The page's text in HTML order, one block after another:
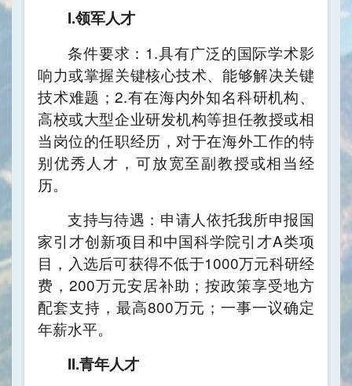
I.领军人才
条件要求：1.具有广泛的国际学术影
响力或掌握关键核心技术、能够解决关键
技术难题；2.有在海内外知名科研机构、
高校或大型企业研发机构等担任教授或相
当岗位的任职经历，对于在海外工作的特
别优秀人才，可放宽至副教授或相当经
历。
支持与待遇：申请人依托我所申报国
家引才创新项目和中国科学院引才A类项
目，入选后可获得不低于1000万元科研经
费，200万元安居补助；按政策享受地方
配套支持，最高800万元；一事一议确定
年薪水平。
II.青年人才